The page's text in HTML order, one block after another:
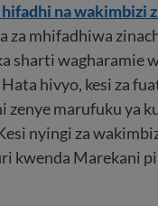
na wakimbizi
za mhifadhiwa
sharti wagharamie
hivyo, kesi za
marufuku ya
nyingi za
kwenda Marekani